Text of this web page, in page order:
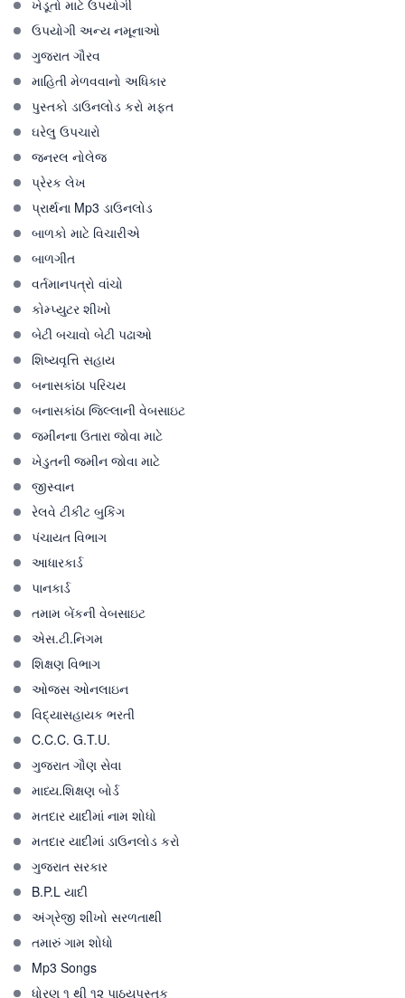
ખેડૂતો માટે ઉપયોગી
ઉપયોગી અન્ય નમૂનાઓ
ગુજરાત ગૌરવ
માહિતી મેળવવાનો અધિકાર
પુસ્તકો ડાઉનલોડ કરો મફત
ઘરેલુ ઉપચારો
જનરલ નોલેજ
પ્રેરક લેખ
પ્રાર્થના Mp3 ડાઉનલોડ
બાળકો માટે વિચારીએ
બાળગીત
વર્તમાનપત્રો વાંચો
કોમ્પ્યુટર શીખો
બેટી બચાવો બેટી પઢાઓ
શિષ્યવૃત્તિ સહાય
બનાસકાંઠા પરિચય
બનાસકાંઠા જિલ્લાની વેબસાઇટ
જમીનના ઉતારા જોવા માટે
ખેડુતની જમીન જોવા માટે
જીસ્વાન
રેલવે ટીકીટ બુકિંગ
પંચાયત વિભાગ
આધારકાર્ડ
પાનકાર્ડ
તમામ બેંકની વેબસાઇટ
એસ.ટી.નિગમ
શિક્ષણ વિભાગ
ઓજસ ઓનલાઇન
વિદ્યાસહાયક ભરતી
C.C.C. G.T.U.
ગુજરાત ગૌણ સેવા
માધ્ય.શિક્ષણ બોર્ડ
મતદાર યાદીમાં નામ શોધો
મતદાર યાદીમાં ડાઉનલોડ કરો
ગુજરાત સરકાર
B.P.L યાદી
અંગ્રેજી શીખો સરળતાથી
તમારું ગામ શોધો
Mp3 Songs
ધોરણ ૧ થી ૧૨ પાઠયપુસ્તક